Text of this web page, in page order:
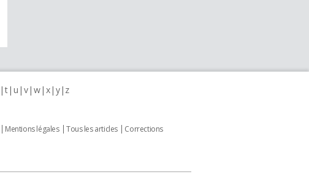
t u v w x y z
Mentions légales Tous les articles
Corrections